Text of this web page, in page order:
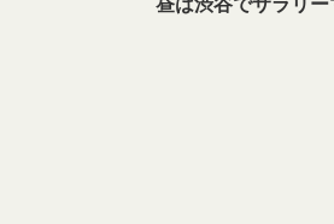
昼は渋谷でサラリ